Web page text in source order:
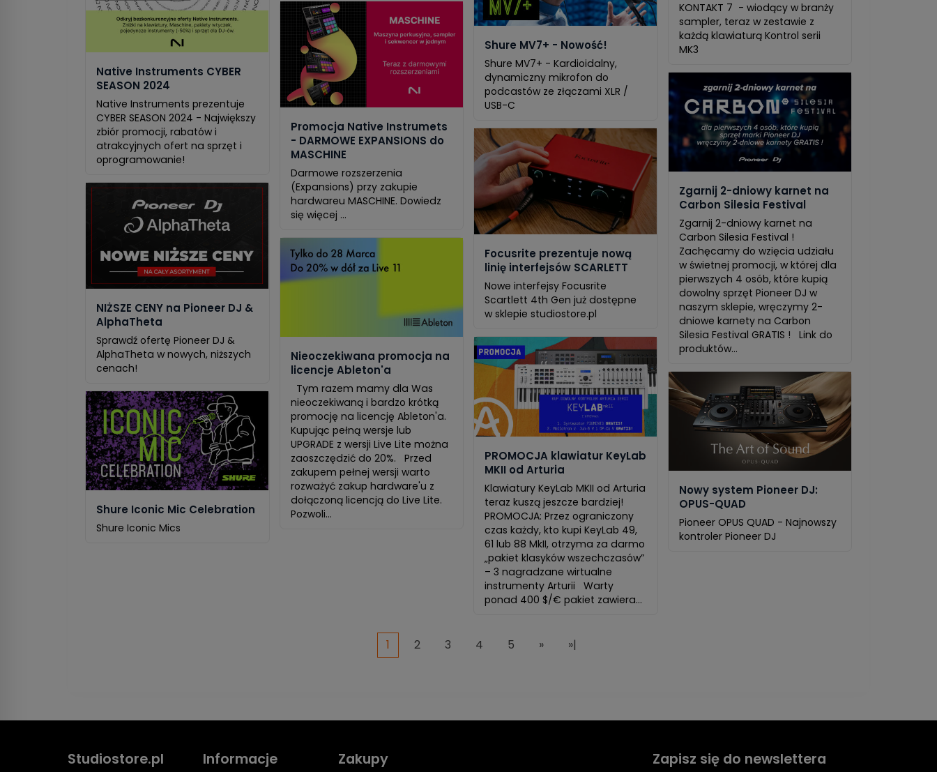
Native Instruments CYBER
SEASON 2024
Native Instruments prezentuje
CYBER SEASON 2024 - Największy
zbiór promocji, rabatów i
atrakcyjnych ofert na sprzęt i
oprogramowanie!
Shure MV7+ - Nowość!
Shure MV7+ - Kardioidalny,
dynamiczny mikrofon do
podcastów ze złączami XLR /
USB-C
KONTAKT 7 - wiodący w branży
sampler, teraz w zestawie z
każdą klawiaturą Kontrol serii
MK3
NIŻSZE CENY na Pioneer DJ &
AlphaTheta
Sprawdź ofertę Pioneer DJ &
AlphaTheta w nowych, niższych
cenach!
Promocja Native Instrumets
- DARMOWE EXPANSIONS do
MASCHINE
Darmowe rozszerzenia
(Expansions) przy zakupie
hardwareu MASCHINE. Dowiedz
się więcej ...
Focusrite prezentuje nową
linię interfejsów SCARLETT
Nowe interfejsy Focusrite
Scartlett 4th Gen już dostępne
w sklepie studiostore.pl
Zgarnij 2-dniowy karnet na
Carbon Silesia Festival
Zgarnij 2-dniowy karnet na
Carbon Silesia Festival !
Zachęcamy do wzięcia udziału
w świetnej promocji, w której dla
pierwszych 4 osób, które kupią
dowolny sprzęt Pioneer DJ w
naszym sklepie, wręczymy 2-
dniowe karnety na Carbon
Silesia Festival GRATIS ! Link do
produktów...
Shure Iconic Mic Celebration
Shure Iconic Mics
Nieoczekiwana promocja na
licencje Ableton'a
Tym razem mamy dla Was
nieoczekiwaną i bardzo krótką
promocję na licencję Ableton'a.
Kupując pełną wersje lub
UPGRADE z wersji Live Lite można
zaoszczędzić do 20%. Przed
zakupem pełnej wersji warto
rozważyć zakup hardware'u z
dołączoną licencją do Live Lite.
Pozwoli...
PROMOCJA klawiatur KeyLab
MKII od Arturia
Klawiatury KeyLab MKII od Arturia
teraz kuszą jeszcze bardziej!
PROMOCJA: Przez ograniczony
czas każdy, kto kupi KeyLab 49,
61 lub 88 MkII, otrzyma za darmo
„pakiet klasyków wszechczasów”
– 3 nagradzane wirtualne
instrumenty Arturii Warty
ponad 400 $/€ pakiet zawiera...
Nowy system Pioneer DJ:
OPUS-QUAD
Pioneer OPUS QUAD - Najnowszy
kontroler Pioneer DJ
1 2 3 4 5 » »|
Studiostore.pl Informacje Zakupy Zapisz się do newslettera